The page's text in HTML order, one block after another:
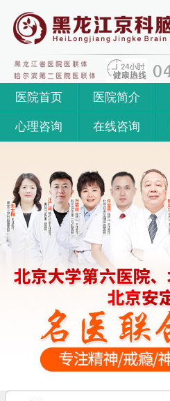
医院首页 医院简介
心理咨询 在线咨询